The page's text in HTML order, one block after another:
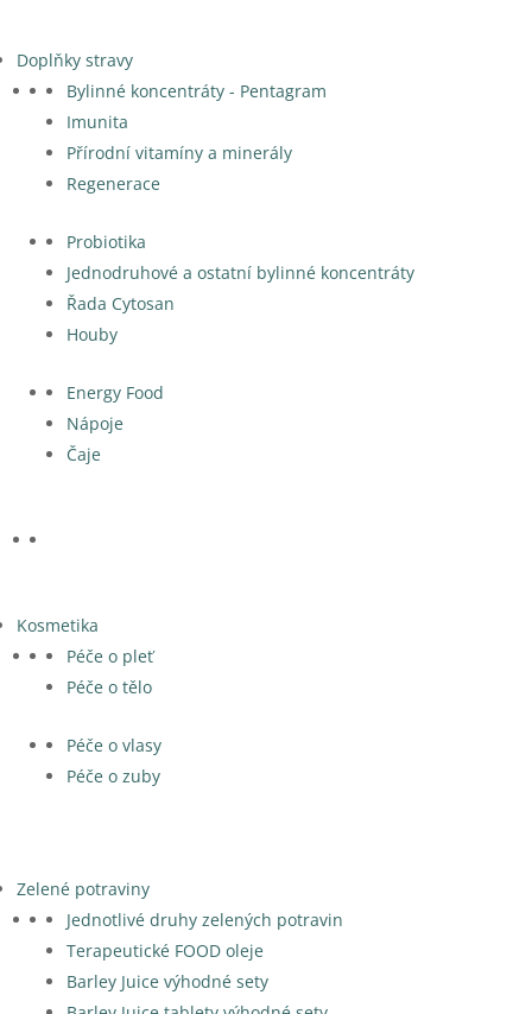
Doplňky stravy
Bylinné koncentráty - Pentagram
Imunita
Přírodní vitamíny a minerály
Regenerace
Probiotika
Jednodruhové a ostatní bylinné koncentráty
Řada Cytosan
Houby
Energy Food
Nápoje
Čaje
Kosmetika
Péče o pleť
Péče o tělo
Péče o vlasy
Péče o zuby
Zelené potraviny
Jednotlivé druhy zelených potravin
Terapeutické FOOD oleje
Barley Juice výhodné sety